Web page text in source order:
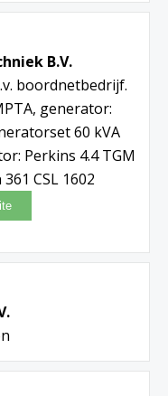
B.V.
boordnetbedrijf.
generator:
60 kVA
Perkins 4.4 TGM
CSL 1602